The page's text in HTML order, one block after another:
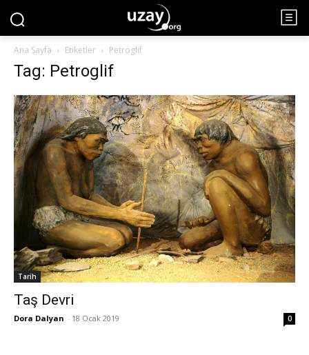
Ana Sayfa Etiketler Petroglif
Tag: Petroglif
Tarih
Taş Devri
Dora Dalyan - 18 Ocak 2019 0